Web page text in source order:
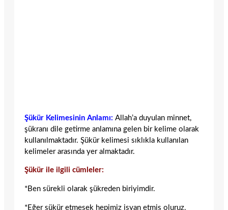
Şükür Kelimesinin Anlamı: Allah’a duyulan minnet,
şükranı dile getirme anlamına gelen bir kelime olarak
kullanılmaktadır. Şükür kelimesi sıklıkla kullanılan
kelimeler arasında yer almaktadır.
Şükür ile ilgili cümleler:
*Ben sürekli olarak şükreden biriyimdir.
*Eğer şükür etmesek hepimiz isyan etmiş oluruz.